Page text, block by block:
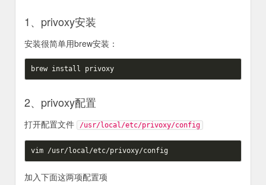
1、privoxy安装
安装很简单用brew安装：
2、privoxy配置
打开配置文件 /usr/local/etc/privoxy/config
加入下面这两项配置项